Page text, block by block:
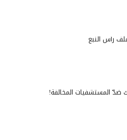
رأس النبع
ضدّ المستشفيات المخالفة!